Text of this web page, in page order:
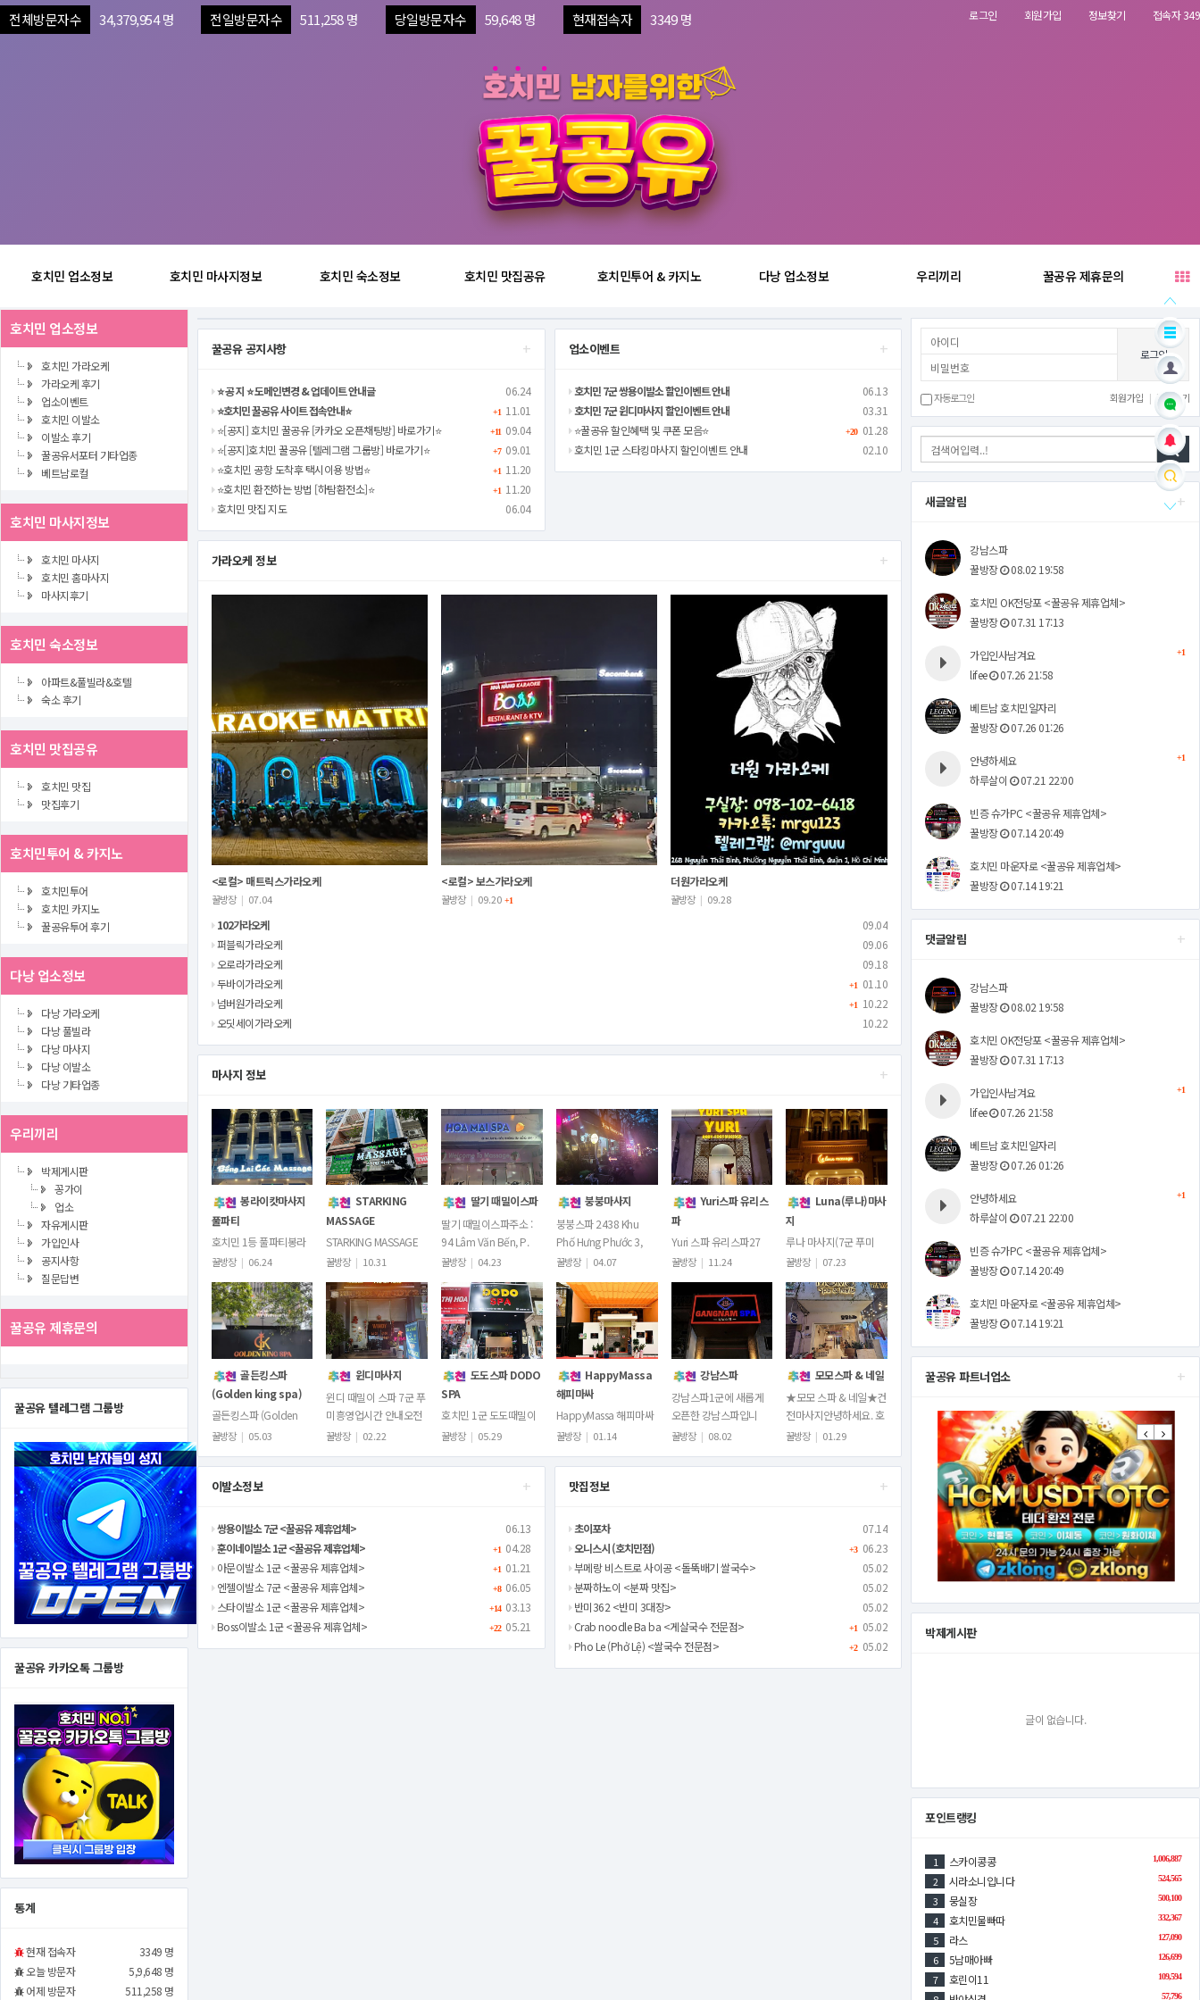
전체방문자수 34,379,954 명 전일방문자수 511,258 명 당일방문자수 59,648 명 현재접속자 3349 명 로그인 회원가입 정보찾기 접속자 349
호치민 업소정보 호치민 마사지정보 호치민 숙소정보 호치민 맛집공유 호치민투어 & 카지노 다낭 업소정보 우리끼리 꿀공유 제휴문의
호치민 업소정보
호치민 가라오케
가라오케 후기
업소이벤트
호치민 이발소
이발소 후기
꿀공유서포터 기타업종
베트남로컬
호치민 마사지정보
호치민 마사지
호치민 홈마사지
마사지후기
호치민 숙소정보
아파트&풀빌라&호텔
숙소 후기
호치민 맛집공유
호치민 맛집
맛집후기
호치민투어 & 카지노
호치민투어
호치민 카지노
꿀공유투어 후기
다낭 업소정보
다낭 가라오케
다낭 풀빌라
다낭 마사지
다낭 이발소
다낭 기타업종
우리끼리
박제게시판
꽁가이
업소
자유게시판
가입인사
공지사항
질문답변
꿀공유 제휴문의
꿀공유 텔레그램 그룹방
꿀공유 카카오톡 그룹방
통계
현재 접속자
3349 명
오늘 방문자
5,9,648 명
어제 방문자
511,258 명
+
꿀공유 공지사항
06.24
⭐️ 공 지 ⭐️ 도메인변경 & 업데이트 안내글
+1 11.01
⭐️호치민 꿀공유 사이트 접속안내⭐️
+11 09.04
⭐️[공지] 호치민 꿀공유 [카카오 오픈채팅방] 바로가기⭐️
+7 09.01
⭐️[공지]호치민 꿀공유 [텔레그램 그룹방] 바로가기⭐️
+1 11.20
⭐️호치민 공항 도착후 택시이용 방법⭐️
+1 11.20
⭐️호치민 환전하는 방법 [하탐환전소]⭐️
06.04
호치민 맛집 지도
+
업소이벤트
06.13
호치민 7군 쌍용이발소 할인이벤트 안내
03.31
호치민 7군 윈디마사지 할인이벤트 안내
+20 01.28
⭐️꿀공유 할인혜택 및 쿠폰 모음⭐️
02.10
호치민 1군 스타킹마사지 할인이벤트 안내
+
가라오케 정보
<로컬> 매트릭스가라오케
꿀방장 | 07.04
<로컬> 보스가라오케
꿀방장 | 09.20 +1
더원가라오케
꿀방장 | 09.28
09.04
102가라오케
09.06
퍼블릭가라오케
09.18
오로라가라오케
+1 01.10
두바이가라오케
+1 10.22
넘버원가라오케
10.22
오딧세이가라오케
+
마사지 정보
봉라이캇마사지
풀파티
호치민 1등 풀파티봉라
이캇마사지 Bồng Lai
했습니다.한번 방문하시
면 재방문률100%현장
실물ㅊㅇㅅ사진불가X예
약풀이 자주…
꿀방장 | 06.24
STARKING
MASSAGE
STARKING MASSAGE
BY 딸기 1군호치민 핫플
다!105 Đ. Ký Con,
Phường Nguyễn Thái
Bình…
꿀방장 | 10.31
딸기 때밀이스파
딸기 때밀이스파주소 :
94 Lâm Văn Bến, P.
Kiểng, Tân Quy, Quận
Minh시스템…
꿀방장 | 04.23
붕붕마사지
붕붕스파 2438 Khu
Phố Hưng Phước 3,
Tân Phong, Quận 7,
Minh시스템 및 이용…
꿀방장 | 04.07
Yuri스파 유리스
파
Yuri 스파 유리스파27
Cao Triều Phát, Tân
Thành phố Hồ Chí
Minh주소 링크 htt…
꿀방장 | 11.24
Luna(루나)마사
지
루나 마사지(7군 푸미
흥)주소: 24 Đường số
Thành phố Hồ Chí
Minh 한국식 때밀…
꿀방장 | 07.23
골든킹스파
(Golden king spa)
골든킹스파 (Golden
king spa)호치민에서 최
지 스파가 있습니다.바로
골든킹스파(Golden
꿀방장 | 05.03
윈디마사지
윈디 때밀이 스파 7군 푸
미흥영업시간 안내오전
09:00 ~ 새벽 03:00마
벽 3시마감)시스템 및 이
꿀방장 | 02.22
도도스파 DODO
SPA
호치민 1군 도도때밀이
스파시스템 및 이용요금
탁드립니다!예약 및 문
램:@dodospa369
꿀방장 | 05.29
HappyMassa
해피마싸
HappyMassa 해피마싸
1군호치민 부이비엔에
다.17-19 Do Quang
Dau, Pham Ngu Lao,
꿀방장 | 01.14
강남스파
강남스파1군에 새롭게
오픈한 강남스파입니
다.77 Đề Thám, Quận
간: 오전11시~새벽1시
꿀방장 | 08.02
모모스파 & 네일
★모모 스파 & 네일★건
전마사지안녕하세요. 호
치민 No.1등마사지.1군
마사지모모스파&네일
꿀방장 | 01.29
+
이발소정보
06.13
쌍용이발소 7군 <꿀공유 제휴업체>
+1 04.28
훈이네이발소 1군 <꿀공유 제휴업체>
+1 01.21
아문이발소 1군 <꿀공유 제휴업체>
+8 06.05
엔젤이발소 7군 <꿀공유 제휴업체>
+14 03.13
스타이발소 1군 <꿀공유 제휴업체>
+22 05.21
Boss이발소 1군 <꿀공유 제휴업체>
+
맛집정보
07.14
초이포차
+3 06.23
오니스시 (호치민점)
05.02
부메랑 비스트로 사이공 <돌뚝배기 쌀국수>
05.02
분짜하노이 <분짜 맛집>
05.02
반미362 <반미 3대장>
+1 05.02
Crab noodle Ba ba <게살국수 전문점>
+2 05.02
Pho Le (Phở Lệ) <쌀국수 전문점>
로그인
자동로그인 회원가입 | 정보찾기
+
새글알림
강남스파
꿀방장 08.02 19:58
호치민 OK전당포 <꿀공유 제휴업체>
꿀방장 07.31 17:13
+1
가입인사남겨요
lifee 07.26 21:58
베트남 호치민일자리
꿀방장 07.26 01:26
+1
안녕하세요
하루살이
07.21 22:00
빈증 슈가PC <꿀공유 제휴업체>
꿀방장 07.14 20:49
호치민 마운자로 <꿀공유 제휴업체>
꿀방장 07.14 19:21
+
댓글알림
강남스파
꿀방장 08.02 19:58
호치민 OK전당포 <꿀공유 제휴업체>
꿀방장 07.31 17:13
+1
가입인사남겨요
lifee 07.26 21:58
베트남 호치민일자리
꿀방장 07.26 01:26
+1
안녕하세요
하루살이
07.21 22:00
빈증 슈가PC <꿀공유 제휴업체>
꿀방장 07.14 20:49
호치민 마운자로 <꿀공유 제휴업체>
꿀방장 07.14 19:21
+
꿀공유 파트너업소
Previous
Next
박제게시판
글이 없습니다.
포인트랭킹
1,006,887
1 스카이콩콩
524,565
2 시라소니입니다
500,100
3 뭉실장
332,367
4 호치민물빠따
127,090
5 라스
126,699
6 5남매아빠
109,594
7 호린이11
57,796